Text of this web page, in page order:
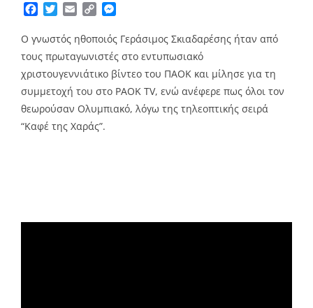
Facebook
TwitterEmailCopy
Ο γνωστός ηθοποιός Γεράσιμος Σκιαδαρέσης ήταν από
τους πρωταγωνιστές στο εντυπωσιακό
χριστουγεννιάτικο βίντεο του ΠΑΟΚ και μίλησε για τη
συμμετοχή του στο PAOK TV, ενώ ανέφερε πως όλοι τον
θεωρούσαν Ολυμπιακό, λόγω της τηλεοπτικής σειρά
“Καφέ της Χαράς”.